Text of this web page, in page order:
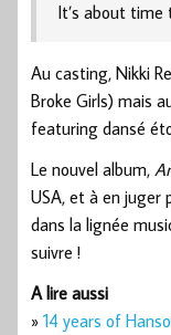
It’s about
Au casting, Nikki
Broke Girls) mais
featuring dansé
Le nouvel album,
USA, et à en juger
dans la lignée
suivre !
A lire aussi
» 14 years of